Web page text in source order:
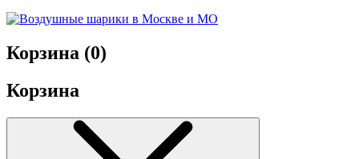
Корзина (0)
Корзина